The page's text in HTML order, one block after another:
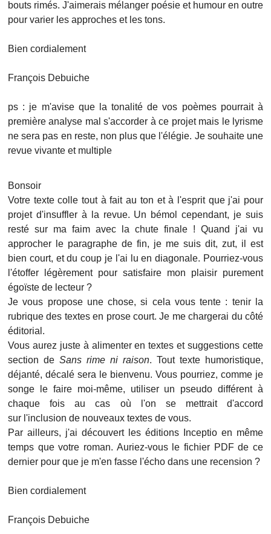
bouts rimés. J'aimerais mélanger poésie et humour en outre
pour varier les approches et les tons.
Bien cordialement
François Debuiche
ps : je m'avise que la tonalité de vos poèmes pourrait à
première analyse mal s'accorder à ce projet mais le lyrisme
ne sera pas en reste, non plus que l'élégie. Je souhaite une
revue vivante et multiple
Bonsoir
Votre texte colle tout à fait au ton et à l'esprit que j'ai pour
projet d'insuffler à la revue. Un bémol cependant, je suis
resté sur ma faim avec la chute finale ! Quand j'ai vu
approcher le paragraphe de fin, je me suis dit, zut, il est
bien court, et du coup je l'ai lu en diagonale. Pourriez-vous
l'étoffer légèrement pour satisfaire mon plaisir purement
égoïste de lecteur ?
Je vous propose une chose, si cela vous tente : tenir la
rubrique des textes en prose court. Je me chargerai du côté
éditorial.
Vous aurez juste à alimenter en textes et suggestions cette
section de Sans rime ni raison. Tout texte humoristique,
déjanté, décalé sera le bienvenu. Vous pourriez, comme je
songe le faire moi-même, utiliser un pseudo différent à
chaque fois au cas où l'on se mettrait d'accord
sur l'inclusion de nouveaux textes de vous.
Par ailleurs, j'ai découvert les éditions Inceptio en même
temps que votre roman. Auriez-vous le fichier PDF de ce
dernier pour que je m'en fasse l'écho dans une recension ?
Bien cordialement
François Debuiche